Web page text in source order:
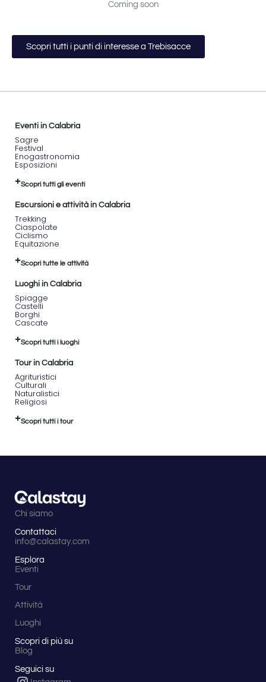
Coming soon
Scopri tutti i punti di interesse a Trebisacce
Eventi in Calabria
Sagre
Festival
Enogastronomia
Esposizioni
Scopri tutti gli eventi
Escursioni e attività in Calabria
Trekking
Ciaspolate
Ciclismo
Equitazione
Scopri tutte le attività
Luoghi in Calabria
Spiagge
Castelli
Borghi
Cascate
Scopri tutti i luoghi
Tour in Calabria
Agrituristici
Culturali
Naturalistici
Religiosi
Scopri tutti i tour
Chi siamo
Contattaci
info@calastay.com
Esplora
Eventi
Tour
Attività
Luoghi
Scopri di più su
Blog
Seguici su